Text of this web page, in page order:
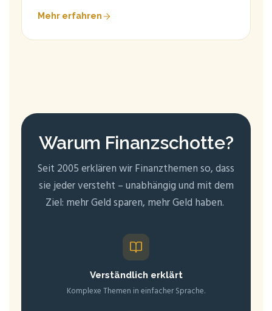
Mehr erfah­ren
War­um Finanzschotte?
Seit 2005 erklä­ren wir Finanz­the­men so, dass
sie jeder ver­steht – unab­hän­gig und mit dem
Ziel: mehr Geld spa­ren, mehr Geld haben.
Ver­ständ­lich erklärt
Kom­ple­xe The­men in ein­fa­cher Sprache.